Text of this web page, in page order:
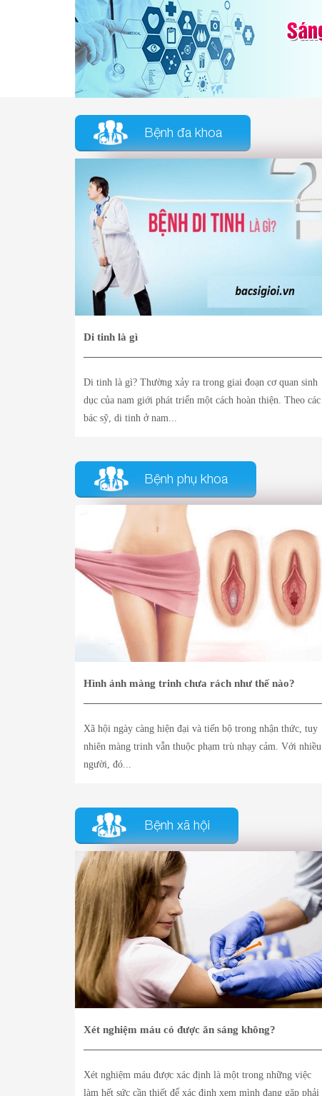
Bệnh đa khoa
Di tinh là gì
Di tinh là gì? Thường xảy ra trong giai đoạn cơ quan sinh
dục của nam giới phát triển một cách hoàn thiện. Theo các
bác sỹ, di tinh ở nam...
Bệnh phụ khoa
Hình ảnh màng trinh chưa rách như thế nào?
Xã hội ngày càng hiện đại và tiến bộ trong nhận thức, tuy
nhiên màng trinh vẫn thuộc phạm trù nhạy cảm. Với nhiều
người, đó...
Bệnh xã hội
Xét nghiệm máu có được ăn sáng không?
Xét nghiệm máu được xác định là một trong những việc
làm hết sức cần thiết để xác định xem mình đang gặp phải